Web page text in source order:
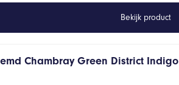
Bekijk product
Chambray Green District Indigo